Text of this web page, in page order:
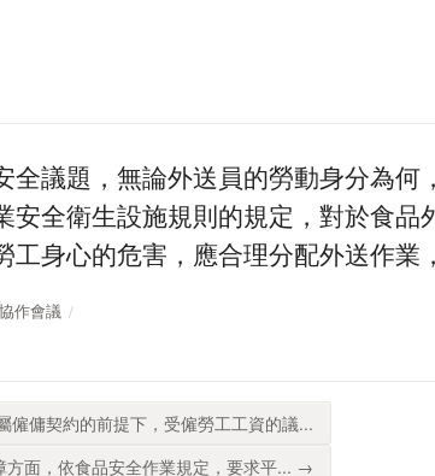
全議題，無論外送員的勞動身分為
安全衛生設施規則的規定，對於食
工身心的危害，應合理分配外送作業
作會議
傭契約的前提下，受僱勞工工資的議...
方面，依食品安全作業規定，要求平... →